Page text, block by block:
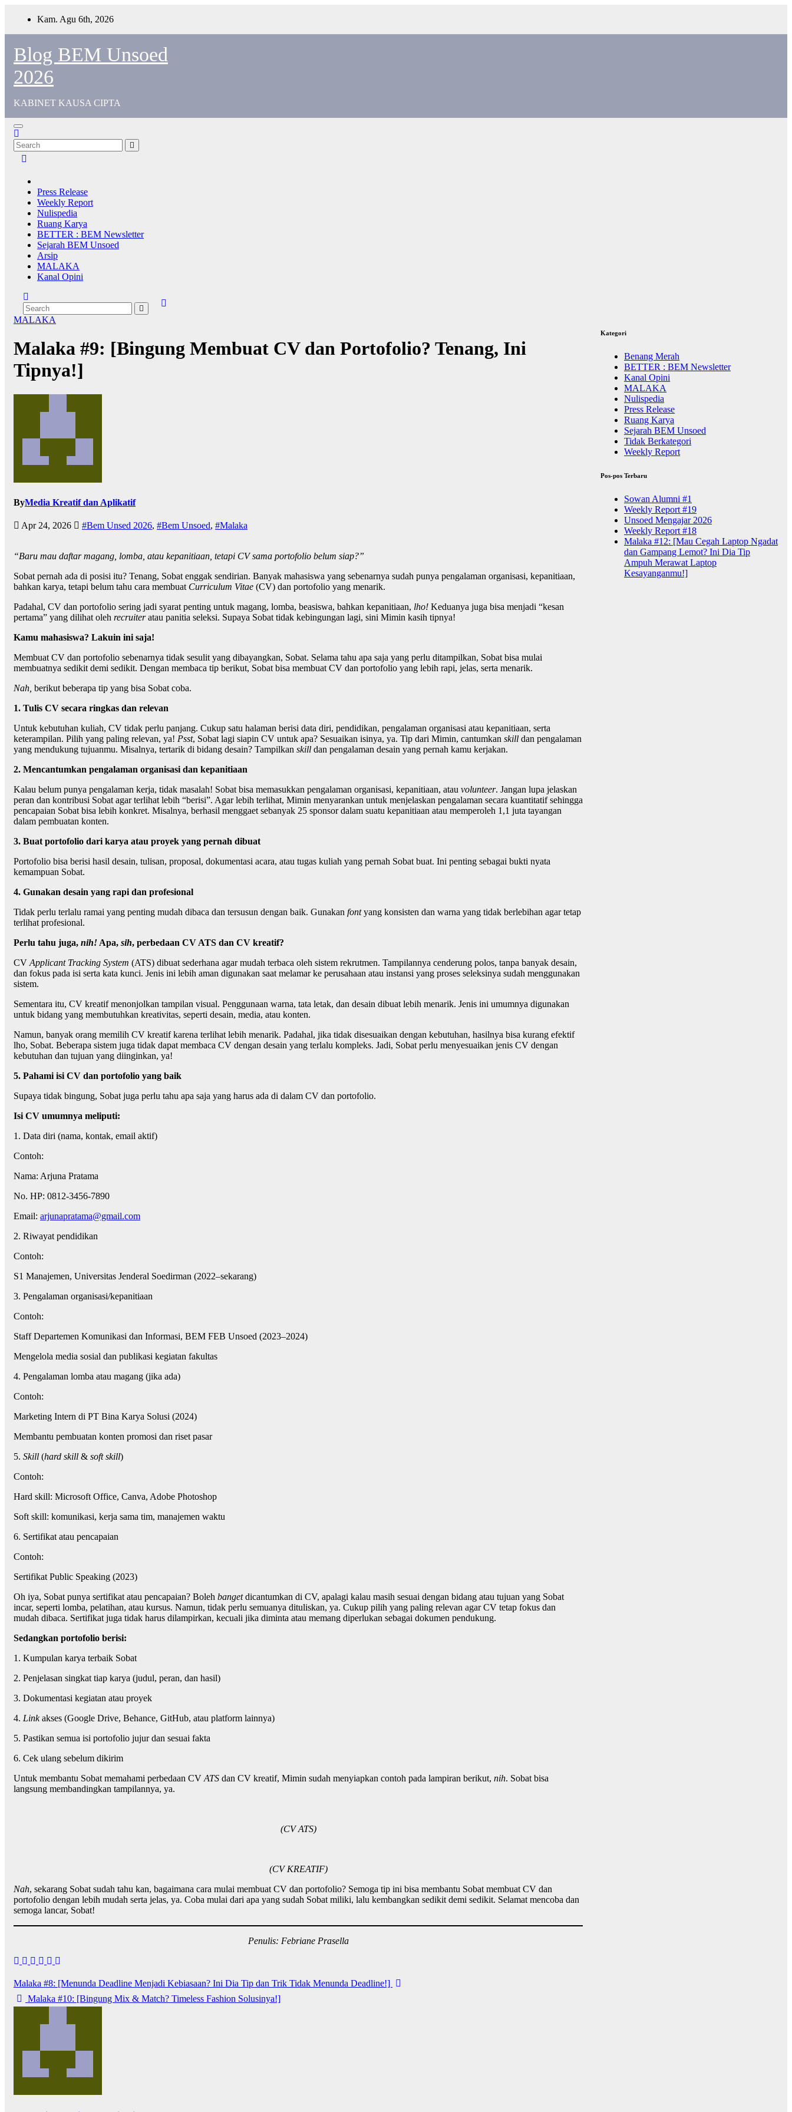
Kam. Agu 6th, 2026
Blog BEM Unsoed
2026
KABINET KAUSA CIPTA
Press Release
Weekly Report
Nulispedia
Ruang Karya
BETTER : BEM Newsletter
Sejarah BEM Unsoed
Arsip
MALAKA
Kanal Opini
MALAKA
Malaka #9: [Bingung Membuat CV dan Portofolio? Tenang, Ini
Tipnya!]
ByMedia Kreatif dan Aplikatif
Apr 24, 2026 #Bem Unsed 2026, #Bem Unsoed, #Malaka
“Baru mau daftar magang, lomba, atau kepanitiaan, tetapi CV sama portofolio belum siap?”
Sobat pernah ada di posisi itu? Tenang, Sobat enggak sendirian. Banyak mahasiswa yang sebenarnya sudah punya pengalaman organisasi, kepanitiaan,
bahkan karya, tetapi belum tahu cara membuat Curriculum Vitae (CV) dan portofolio yang menarik.
Padahal, CV dan portofolio sering jadi syarat penting untuk magang, lomba, beasiswa, bahkan kepanitiaan, lho! Keduanya juga bisa menjadi “kesan
pertama” yang dilihat oleh recruiteratau panitia seleksi. Supaya Sobat tidak kebingungan lagi, sini Mimin kasih tipnya!
Kamu mahasiswa? Lakuin ini saja!
Membuat CV dan portofolio sebenarnya tidak sesulit yang dibayangkan, Sobat. Selama tahu apa saja yang perlu ditampilkan, Sobat bisa mulai
membuatnya sedikit demi sedikit. Dengan membaca tip berikut, Sobat bisa membuat CV dan portofolio yang lebih rapi, jelas, serta menarik.
Nah, berikut beberapa tip yang bisa Sobat coba.
1. Tulis CV secara ringkas dan relevan
Untuk kebutuhan kuliah, CV tidak perlu panjang. Cukup satu halaman berisi data diri, pendidikan, pengalaman organisasi atau kepanitiaan, serta
keterampilan. Pilih yang paling relevan, ya! Psst, Sobat lagi siapin CV untuk apa? Sesuaikan isinya, ya. Tip dari Mimin, cantumkan skill dan pengalaman
yang mendukung tujuanmu. Misalnya, tertarik di bidang desain? Tampilkan skill dan pengalaman desain yang pernah kamu kerjakan.
2. Mencantumkan pengalaman organisasi dan kepanitiaan
Kalau belum punya pengalaman kerja, tidak masalah! Sobat bisa memasukkan pengalaman organisasi, kepanitiaan, atau volunteer. Jangan lupa jelaskan
peran dan kontribusi Sobat agar terlihat lebih “berisi”. Agar lebih terlihat, Mimin menyarankan untuk menjelaskan pengalaman secara kuantitatif sehingga
pencapaian Sobat bisa lebih konkret. Misalnya, berhasil menggaet sebanyak 25 sponsor dalam suatu kepanitiaan atau memperoleh 1,1 juta tayangan
dalam pembuatan konten.
3. Buat portofolio dari karya atau proyek yang pernah dibuat
Portofolio bisa berisi hasil desain, tulisan, proposal, dokumentasi acara, atau tugas kuliah yang pernah Sobat buat. Ini penting sebagai bukti nyata
kemampuan Sobat.
4. Gunakan desain yang rapi dan profesional
Tidak perlu terlalu ramai yang penting mudah dibaca dan tersusun dengan baik. Gunakan fontyang konsisten dan warna yang tidak berlebihan agar tetap
terlihat profesional.
Perlu tahu juga, nih!Apa, sih, perbedaan CV ATS dan CV kreatif?
CVApplicant Tracking System (ATS) dibuat sederhana agar mudah terbaca oleh sistem rekrutmen. Tampilannya cenderung polos, tanpa banyak desain,
dan fokus pada isi serta kata kunci. Jenis ini lebih aman digunakan saat melamar ke perusahaan atau instansi yang proses seleksinya sudah menggunakan
sistem.
Sementara itu, CV kreatif menonjolkan tampilan visual. Penggunaan warna, tata letak, dan desain dibuat lebih menarik. Jenis ini umumnya digunakan
untuk bidang yang membutuhkan kreativitas, seperti desain, media, atau konten.
Namun, banyak orang memilih CV kreatif karena terlihat lebih menarik. Padahal, jika tidak disesuaikan dengan kebutuhan, hasilnya bisa kurang efektif
lho, Sobat. Beberapa sistem juga tidak dapat membaca CV dengan desain yang terlalu kompleks. Jadi, Sobat perlu menyesuaikan jenis CV dengan
kebutuhan dan tujuan yang diinginkan, ya!
5. Pahami isi CV dan portofolio yang baik
Supaya tidak bingung, Sobat juga perlu tahu apa saja yang harus ada di dalam CV dan portofolio.
Isi CV umumnya meliputi:
1. Data diri (nama, kontak, email aktif)
Contoh:
Nama: Arjuna Pratama
No. HP: 0812-3456-7890
Email: arjunapratama@gmail.com
2. Riwayat pendidikan
Contoh:
S1 Manajemen, Universitas Jenderal Soedirman (2022–sekarang)
3. Pengalaman organisasi/kepanitiaan
Contoh:
Staff Departemen Komunikasi dan Informasi, BEM FEB Unsoed (2023–2024)
Mengelola media sosial dan publikasi kegiatan fakultas
4. Pengalaman lomba atau magang (jika ada)
Contoh:
Marketing Intern di PT Bina Karya Solusi (2024)
Membantu pembuatan konten promosi dan riset pasar
5. Skill (hard skill & soft skill)
Contoh:
Hard skill: Microsoft Office, Canva, Adobe Photoshop
Soft skill: komunikasi, kerja sama tim, manajemen waktu
6. Sertifikat atau pencapaian
Contoh:
Sertifikat Public Speaking (2023)
Oh iya, Sobat punya sertifikat atau pencapaian? Boleh bangetdicantumkan di CV, apalagi kalau masih sesuai dengan bidang atau tujuan yang Sobat
incar, seperti lomba, pelatihan, atau kursus. Namun, tidak perlu semuanya dituliskan, ya. Cukup pilih yang paling relevan agar CV tetap fokus dan
mudah dibaca. Sertifikat juga tidak harus dilampirkan, kecuali jika diminta atau memang diperlukan sebagai dokumen pendukung.
Sedangkan portofolio berisi:
1. Kumpulan karya terbaik Sobat
2. Penjelasan singkat tiap karya (judul, peran, dan hasil)
3. Dokumentasi kegiatan atau proyek
4. Linkakses (Google Drive, Behance, GitHub, atau platform lainnya)
5. Pastikan semua isi portofolio jujur dan sesuai fakta
6. Cek ulang sebelum dikirim
Untuk membantu Sobat memahami perbedaan CVATS dan CV kreatif, Mimin sudah menyiapkan contoh pada lampiran berikut, nih. Sobat bisa
langsung membandingkan tampilannya, ya.
(CV ATS)
(CV KREATIF)
Nah, sekarang Sobat sudah tahu kan, bagaimana cara mulai membuat CV dan portofolio? Semoga tip ini bisa membantu Sobat membuat CV dan
portofolio dengan lebih mudah serta jelas, ya. Coba mulai dari apa yang sudah Sobat miliki, lalu kembangkan sedikit demi sedikit. Selamat mencoba dan
semoga lancar, Sobat!
Penulis: Febriane Prasella
Navigasi
pos
Malaka #8: [Menunda Deadline Menjadi Kebiasaan? Ini Dia Tip dan Trik Tidak Menunda Deadline!]
Malaka #10: [Bingung Mix & Match? Timeless Fashion Solusinya!]
Kategori
Benang Merah
BETTER : BEM Newsletter
Kanal Opini
MALAKA
Nulispedia
Press Release
Ruang Karya
Sejarah BEM Unsoed
Tidak Berkategori
Weekly Report
Pos-pos Terbaru
Sowan Alumni #1
Weekly Report #19
Unsoed Mengajar 2026
Weekly Report #18
Malaka #12: [Mau Cegah Laptop Ngadat
dan Gampang Lemot? Ini Dia Tip
Ampuh Merawat Laptop
Kesayanganmu!]